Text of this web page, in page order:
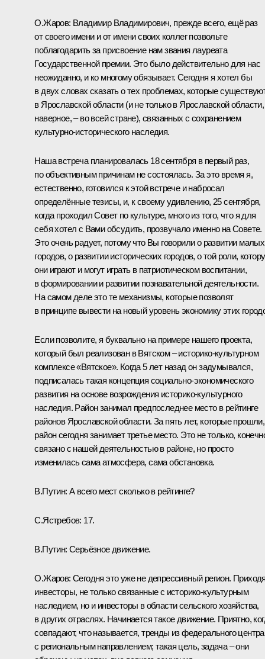
О.Жаров: Владимир Владимирович, прежде всего, ещё раз
от своего имени и от имени своих коллег позвольте
поблагодарить за присвоение нам звания лауреата
Государственной премии. Это было действительно для нас
неожиданно, и ко многому обязывает. Сегодня я хотел бы
в двух словах сказать о тех проблемах, которые
в Ярославской области (и не только в Ярославской области,
наверное, – во всей стране), связанных с сохранением
культурно-исторического наследия.
Наша встреча планировалась 18 сентября в первый раз,
по объективным причинам не состоялась. За это время я,
естественно, готовился к этой встрече и набросал
определённые тезисы, и, к своему удивлению, 25 сентября,
когда проходил Совет по культуре, много из того, что я для
себя хотел с Вами обсудить, прозвучало именно на Совете.
Это очень радует, потому что Вы говорили о развитии малых
городов, о развитии исторических городов, о той роли,
они играют и могут играть в патриотическом воспитании,
в формировании и развитии познавательной деятельности.
На самом деле это те механизмы, которые позволят
в принципе вывести на новый уровень экономику этих
Если позволите, я буквально на примере нашего проекта,
который был реализован в Вятском – историко-культурном
комплексе «Вятское». Когда 5 лет назад он задумывался,
подписалась такая концепция социально-экономического
развития на основе возрождения историко-культурного
наследия. Район занимал предпоследнее место в рейтинге
районов Ярославской области. За пять лет, которые прошли,
район сегодня занимает третье место. Это не только,
связано с нашей деятельностью в районе, но просто
изменилась сама атмосфера, сама обстановка.
В.Путин: А всего мест сколько в рейтинге?
С.Ястребов: 17.
В.Путин: Серьёзное движение.
О.Жаров: Сегодня это уже не депрессивный регион.
инвесторы, не только связанные с историко-культурным
наследием, но и инвесторы в области сельского хозяйства,
в других отраслях. Начинается такое движение. Приятно,
совпадают, что называется, тренды из федерального центра
с региональным направлением; такая цель, задача – они